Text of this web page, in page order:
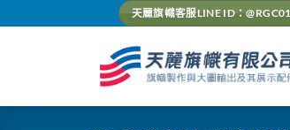
to
天麗旗幟客服LINE ID：